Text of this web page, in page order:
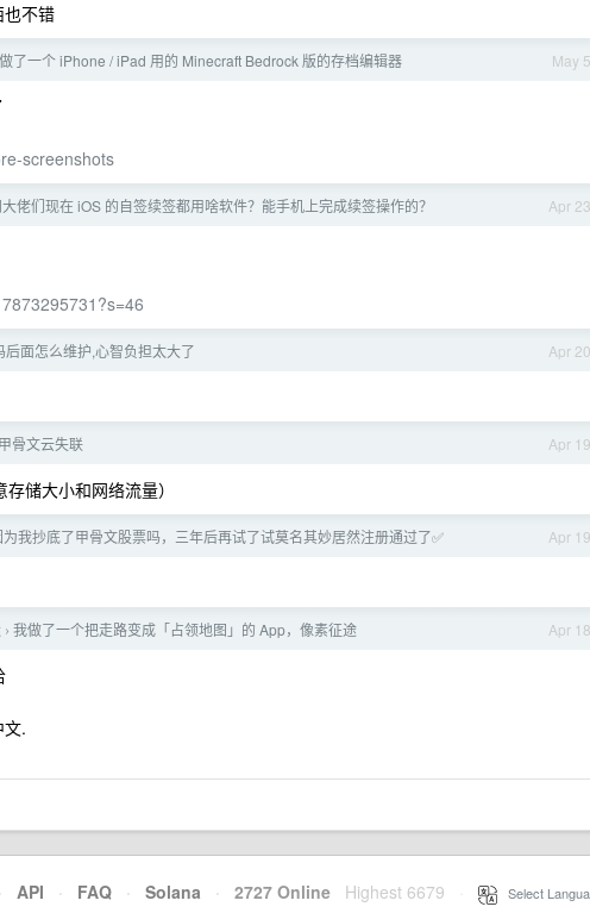
不错
May 5
做了一个 iPhone / iPad 用的 Minecraft Bedrock 版的存档编辑器
screenshots
Apr 23
佬们现在 iOS 的自签续签都用啥软件？能手机上完成续签操作的？
Apr 20
后面怎么维护,心智负担太大了
Apr 19
甲骨文云失联
储大小和网络流量）
Apr 19
我抄底了甲骨文股票吗，三年后再试了试莫名其妙居然注册通过了✅
Apr 18
› 我做了一个把走路变成「占领地图」的 App，像素征途
.
API · FAQ · Solana · 2727 Online Highest 6679 Select